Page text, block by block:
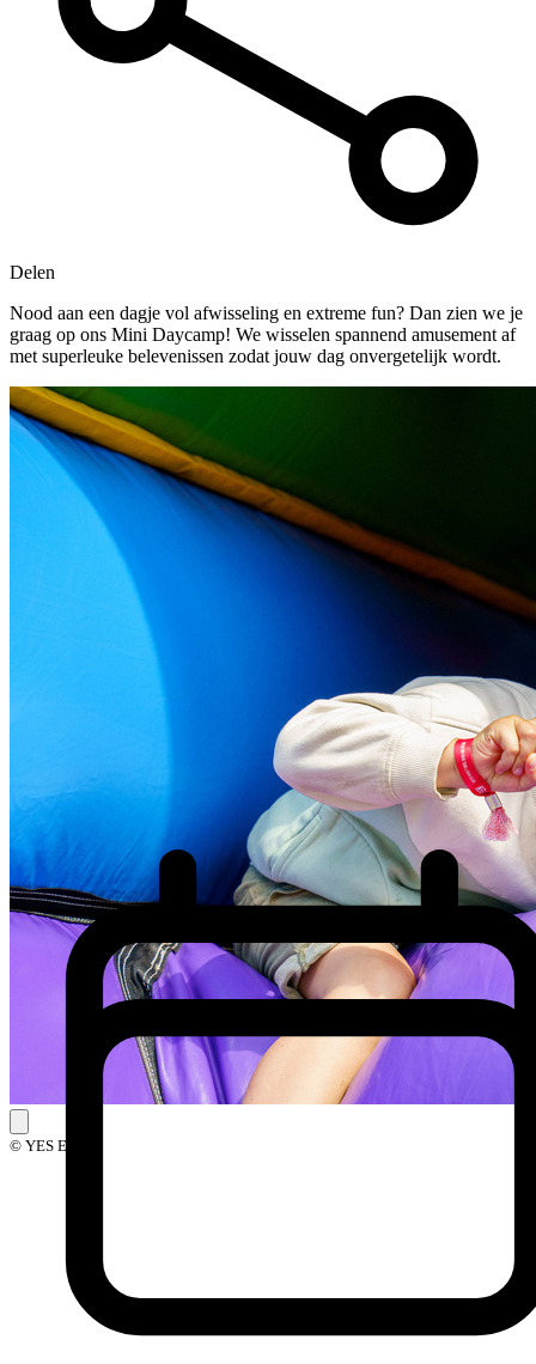
Delen
Nood aan een dagje vol afwisseling en extreme fun? Dan zien we je
graag op ons Mini Daycamp! We wisselen spannend amusement af
met superleuke belevenissen zodat jouw dag onvergetelijk wordt.
© YES Events